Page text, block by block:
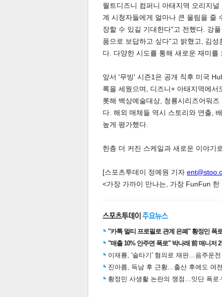
월트디즈니 컴퍼니 아태지역 오리지
계 시청자들에게 얼마나 큰 울림을 줄
장할 수 있길 기대한다"고 전했다. 강
품으로 보답하고 싶다"고 밝혔고, 김
다. 다양한 시도를 통해 새로운 재미
앞서 '무빙' 시즌1은 공개 직후 미국
록을 세웠으며, 디즈니+ 아태지역에
롯해 백상예술대상, 청룡시리즈어워
다. 해외 매체들 역시 스토리와 연출,
높게 평가했다.
한층 더 커진 스케일과 새로운 이야기
[스포츠투데이 정예원 기자
<가장 가까이 만나는, 가장 FunFun
"카톡 멀티 프로필로 관계 은폐" 황정민 폭
"매출 10% 안주면 폭로" 박나래 前 매니저
이재룡, '술타기' 혐의로 재판…음주운
진아름, 득남 후 근황…출산 후에도 여
황정민 사생활 논란의 쟁점…잇단 폭로